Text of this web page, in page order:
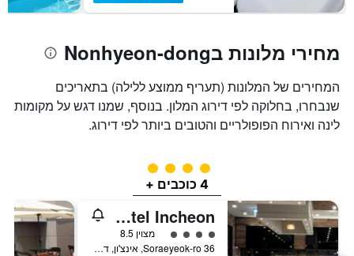
מחירי מלונות בNonhyeon-dong
המחירים של המלונות (תעריף ממוצע ללילה) בתאריכים
שנבחרו, בחלוקה לפי דירוג המלון. בנוסף, שמנו דגש על מקומות
לינה ואירוח הפופולריים והטובים ביותר לפי דירוג.
4 דירוג מחלקת נוסעים
4 כוכבים +
Gloucester Hotel Incheon
4 דירוג מחלקת נוסעים
מצוין 8.5
36 Soraeyeok-ro, אינצ'ון, דרום קוריאה